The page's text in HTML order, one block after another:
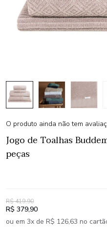
O produto ainda não tem
Jogo de Toalhas
peças
R$ 419,90
R$ 379,90
ou em 3x de R$ 126,63 no